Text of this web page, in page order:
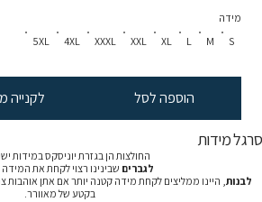
S
M
L
XL
XXL
XXXL
4XL
5XL
מידה
הוספה לסל לקנייה
סרגל מידות
החולצות הן בגזרת יוניסקס במידות
לגברים שבינינו רצוי לקחת את
לבנות, היינו ממליצים לקחת מידה קטנה יותר אם אתן
בקטע של מאוורר.